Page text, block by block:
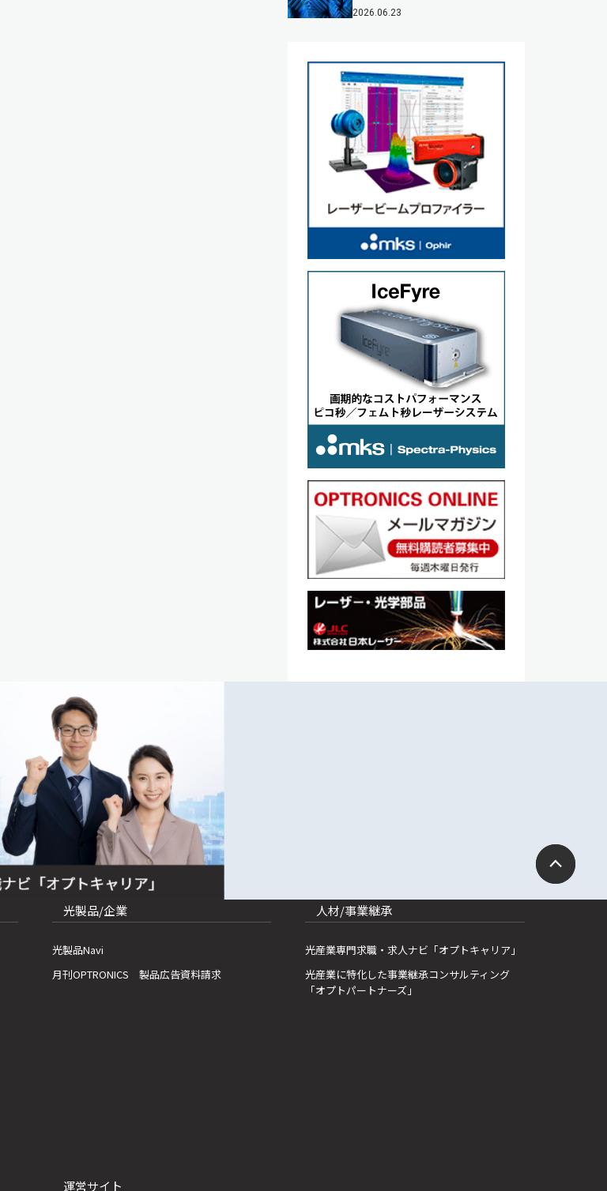
2026.06.23
光製品/企業
光製品Navi
月刊OPTRONICS 製品広告資料請求
人材/事業継承
光産業専門求職・求人ナビ「オプトキャリア」
光産業に特化した事業継承コンサルティング
「オプトパートナーズ」
運営サイト